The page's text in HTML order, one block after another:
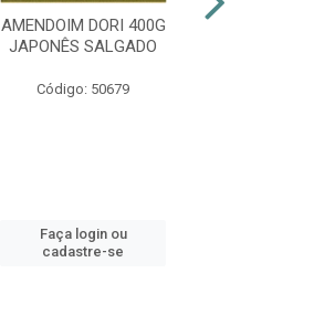
AMENDOIM DORI 400G
JAPONÊS SALGADO
Código: 50679
Faça login ou
cadastre-se